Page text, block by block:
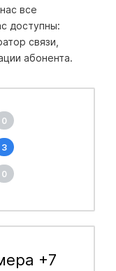
все
доступны:
связи,
абонента.
0
3
0
+7